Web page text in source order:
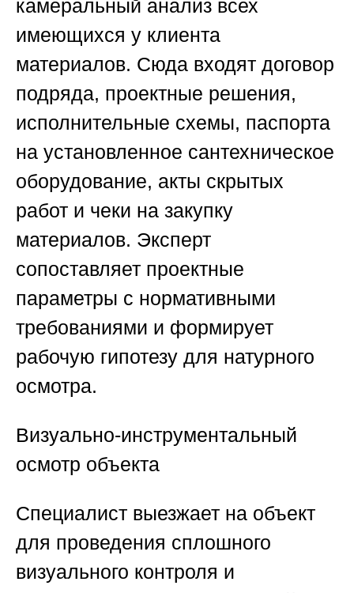
камеральный анализ всех
имеющихся у клиента
материалов. Сюда входят договор
подряда, проектные решения,
исполнительные схемы, паспорта
на установленное сантехническое
оборудование, акты скрытых
работ и чеки на закупку
материалов. Эксперт
сопоставляет проектные
параметры с нормативными
требованиями и формирует
рабочую гипотезу для натурного
осмотра.
Визуально-инструментальный
осмотр объекта
Специалист выезжает на объект
для проведения сплошного
визуального контроля и